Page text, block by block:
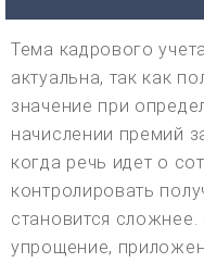
Тема кадрового
актуальна, так как
значение при
начислении премий
когда речь идет о
контролировать
становится
упрощение,